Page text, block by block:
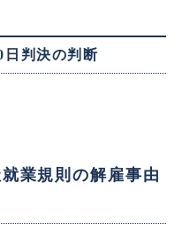
判決の判断
業規則の解雇事由